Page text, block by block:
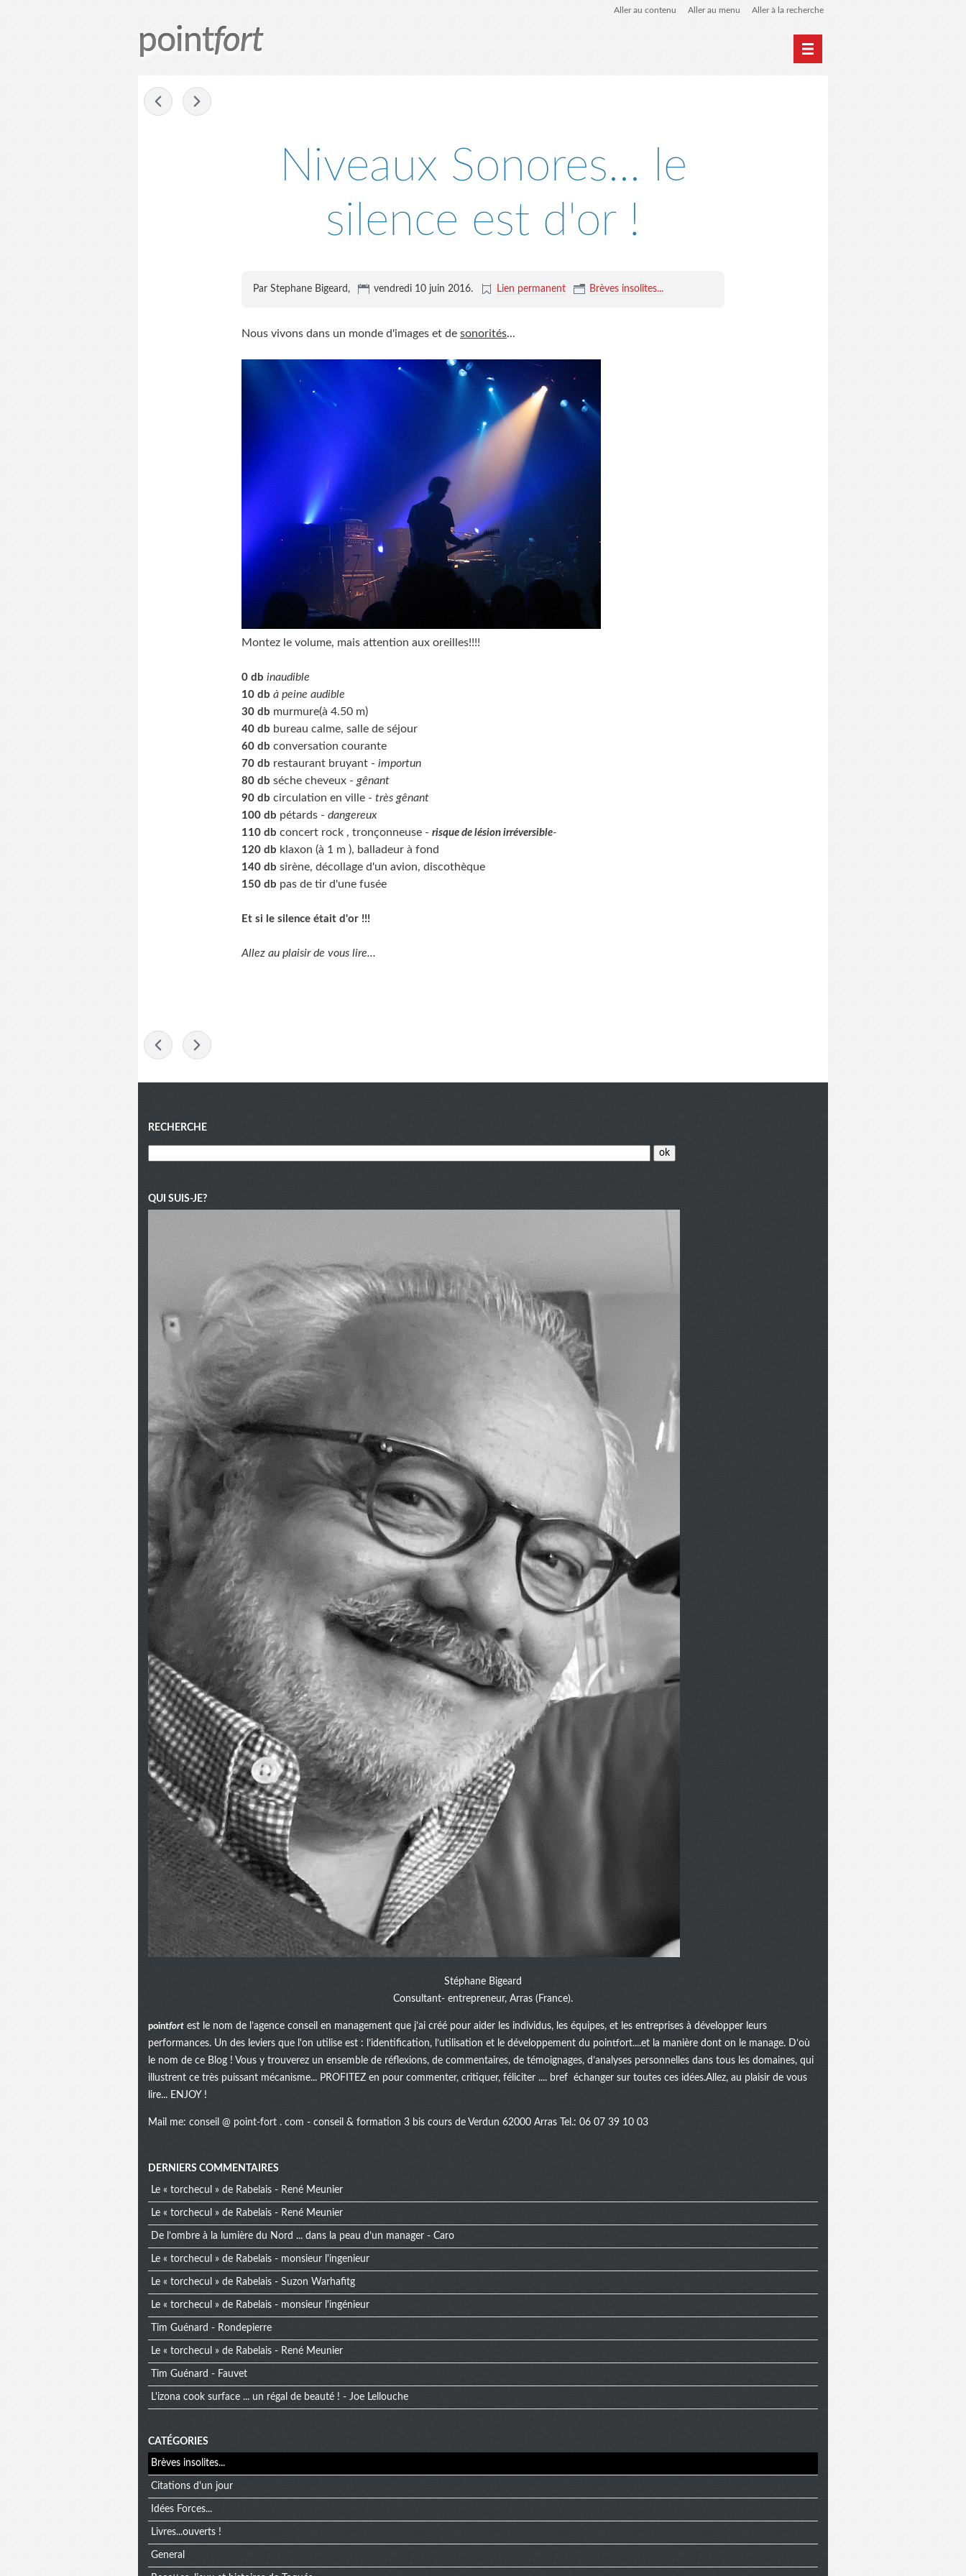
Aller au contenu Aller au menu Aller à la recherche
pointfort
Niveaux Sonores... le
silence est d'or !
Par Stephane Bigeard, vendredi 10 juin 2016. Lien permanent Brèves insolites...
Nous vivons dans un monde d'images et de sonorités...
Montez le volume, mais attention aux oreilles!!!!
0 db inaudible
10 db à peine audible
30 db murmure(à 4.50 m)
40 db bureau calme, salle de séjour
60 db conversation courante
70 db restaurant bruyant - importun
80 db séche cheveux - gênant
90 db circulation en ville - très gênant
100 db pétards - dangereux
110 db concert rock , tronçonneuse - risque de lésion irréversible-
120 db klaxon (à 1 m ), balladeur à fond
140 db sirène, décollage d'un avion, discothèque
150 db pas de tir d'une fusée
Et si le silence était d'or !!!
Allez au plaisir de vous lire...
Menu
RECHERCHE
QUI SUIS-JE?
Stéphane Bigeard
Consultant- entrepreneur, Arras (France).
pointfort est le nom de l’agence conseil en management que j’ai créé pour aider les individus, les équipes, et les entreprises à développer leurs
performances. Un des leviers que l'on utilise est : l’identification, l’utilisation et le développement du pointfort....et la manière dont on le manage. D’où
le nom de ce Blog ! Vous y trouverez un ensemble de réflexions, de commentaires, de témoignages, d’analyses personnelles dans tous les domaines, qui
illustrent ce très puissant mécanisme... PROFITEZ en pour commenter, critiquer, féliciter .... bref échanger sur toutes ces idées.Allez, au plaisir de vous
lire... ENJOY !
Mail me: conseil @ point-fort . com - conseil & formation 3 bis cours de Verdun 62000 Arras Tel.: 06 07 39 10 03
Menu
extra
DERNIERS COMMENTAIRES
Le « torchecul » de Rabelais - René Meunier
Le « torchecul » de Rabelais - René Meunier
De l’ombre à la lumière du Nord ... dans la peau d’un manager - Caro
Le « torchecul » de Rabelais - monsieur l'ingenieur
Le « torchecul » de Rabelais - Suzon Warhafitg
Le « torchecul » de Rabelais - monsieur l'ingénieur
Tim Guénard - Rondepierre
Le « torchecul » de Rabelais - René Meunier
Tim Guénard - Fauvet
L'izona cook surface ... un régal de beauté ! - Joe Lellouche
CATÉGORIES
Brèves insolites...
Citations d'un jour
Idées Forces...
Livres...ouverts !
General